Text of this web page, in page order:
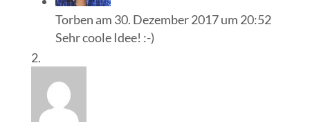
Torben am 30. Dezember 2017 um 20:52
Sehr coole Idee! :-)